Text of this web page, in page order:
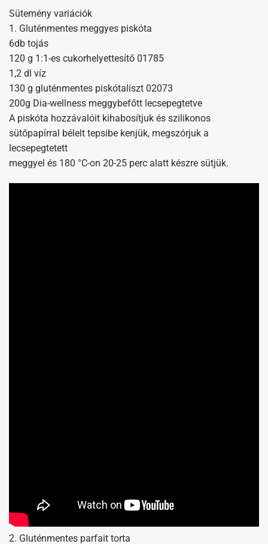
Sütemény variációk
1. Gluténmentes meggyes piskóta
6db tojás
120 g 1:1-es cukorhelyettesítő 01785
1,2 dl víz
130 g gluténmentes piskótaliszt 02073
200g Dia-wellness meggybefőtt lecsepegtetve
A piskóta hozzávalóit kihabosítjuk és szilikonos
sütőpapírral bélelt tepsibe kenjük, megszórjuk a
lecsepegtetett
meggyel és 180 °C-on 20-25 perc alatt készre sütjük.
2. Gluténmentes parfait torta